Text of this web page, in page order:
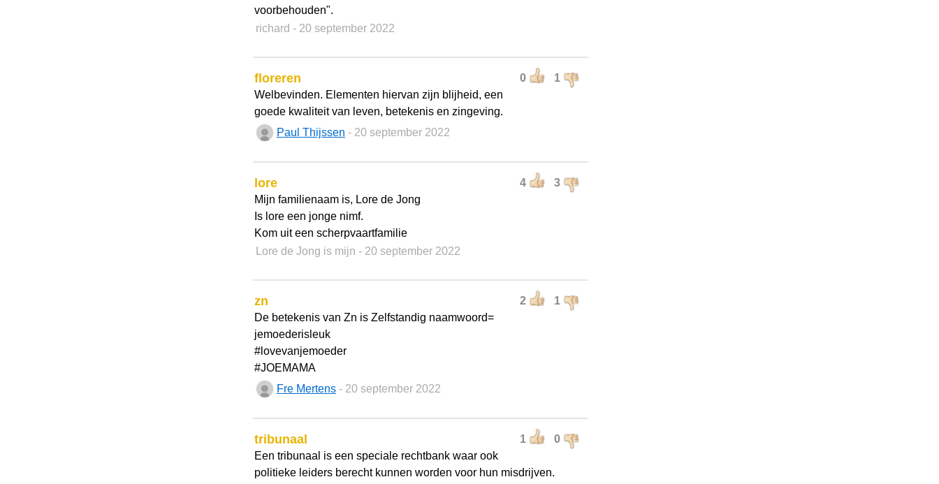
voorbehouden".
richard - 20 september 2022
0 1
floreren
Welbevinden. Elementen hiervan zijn blijheid, een
goede kwaliteit van leven, betekenis en zingeving.
Paul Thijssen - 20 september 2022
4 3
lore
Mijn familienaam is, Lore de Jong
Is lore een jonge nimf.
Kom uit een scherpvaartfamilie
Lore de Jong is mijn - 20 september 2022
2 1
zn
De betekenis van Zn is Zelfstandig naamwoord=
jemoederisleuk
#lovevanjemoeder
#JOEMAMA
Fre Mertens - 20 september 2022
1 0
tribunaal
Een tribunaal is een speciale rechtbank waar ook
politieke leiders berecht kunnen worden voor hun misdrijven.